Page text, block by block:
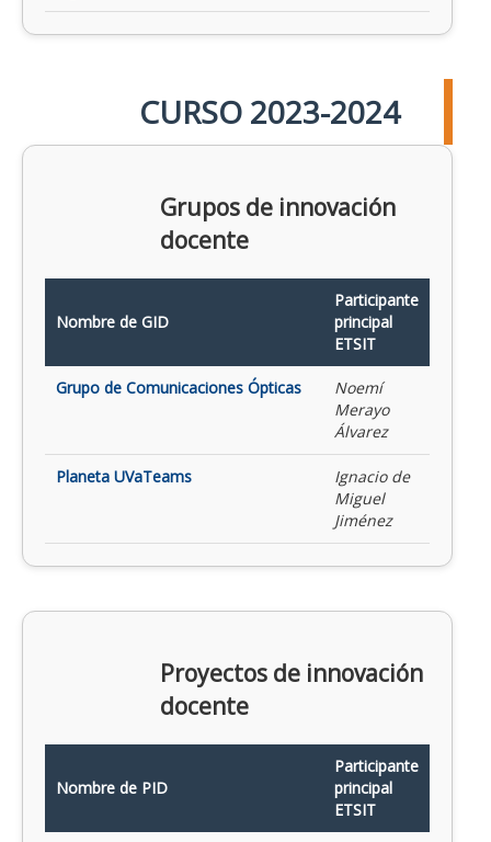
CURSO 2023-2024
Grupos de innovación
docente
Nombre de GID
Participante
principal
ETSIT
Grupo de Comunicaciones Ópticas
Noemí
Merayo
Álvarez
Planeta UVaTeams
Ignacio de
Miguel
Jiménez
Proyectos de innovación
docente
Nombre de PID
Participante
principal
ETSIT